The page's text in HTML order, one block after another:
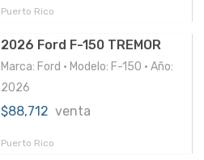
Puerto Rico
2026 Ford F-150 TREMOR
Marca: Ford • Modelo: F-150 • Año:
2026
$88,712 venta
Puerto Rico